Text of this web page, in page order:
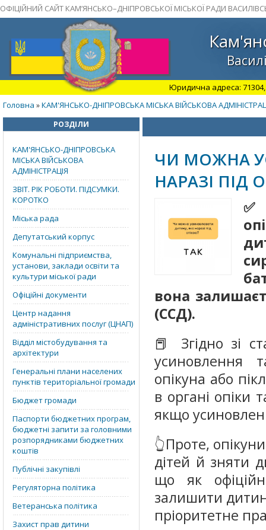
ОФІЦІЙНИЙ САЙТ КАМ’ЯНСЬКО–ДНІПРОВСЬКОЇ МІСЬКОЇ РАДИ
Юридична адреса: 71304,
Головна »КАМ'ЯНСЬКО-ДНІПРОВСЬКА МІСЬКА ВІЙСЬКОВА
РОЗДІЛИ
КАМ'ЯНСЬКО-ДНІПРОВСЬКА
МІСЬКА ВІЙСЬКОВА
АДМІНІСТРАЦІЯ
ЗВІТ. РІК РОБОТИ. ПІДСУМКИ.
КОРОТКО
Міська рада
Депутатський корпус
Комунальні підприємства,
установи, заклади освіти та
культури міської ради
Офіційні документи
Центр надання
адміністративних послуг (ЦНАП)
Відділ містобудування та
архітектури
Генеральні плани населених
пунктів територіальної громади
Бюджет громади
Паспорти бюджетних програм,
бюджетні запити за головними
розпорядниками бюджетних
коштів
Публічні закупівлі
Регуляторна політика
Ветеранська політика
Захист прав дитини
ЧИ МОЖНА
НАРАЗІ ПІД
✅
вона
(ССД).
📕 Згідно зі
усиновлення
опікуна або
в органі опіки
якщо
👆Проте,
дітей й зняти
що як
залишити
пріоритетне